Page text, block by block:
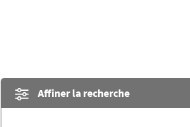
Affiner la recherche